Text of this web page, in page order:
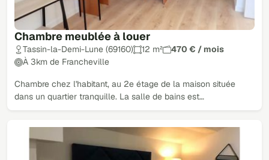
Chambre meublée à louer
Tassin-la-Demi-Lune (69160) 12 m²
470 € / mois
À 3km de Francheville
Chambre chez l'habitant, au 2e étage de la maison située
dans un quartier tranquille. La salle de bains est…